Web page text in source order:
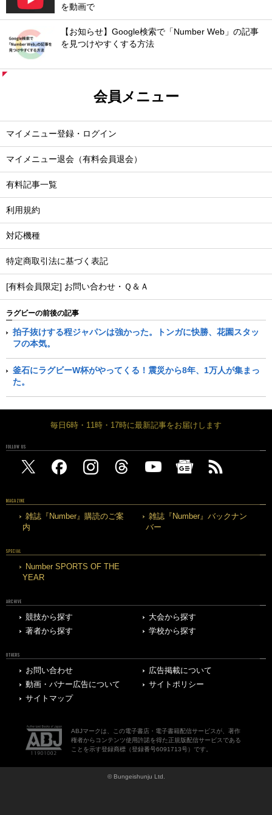
を動画で
【お知らせ】Google検索で「Number Web」の記事
を見つけやすくする方法
会員メニュー
マイメニュー登録・ログイン
マイメニュー退会（有料会員退会）
有料記事一覧
利用規約
対応機種
特定商取引法に基づく表記
[有料会員限定] お問い合わせ・Ｑ＆Ａ
ラグビーの前後の記事
拍子抜けする程ジャパンは強かった。トンガに快勝、花園スタッ
フの本気。
釜石にラグビーW杯がやってくる！震災から8年、1万人が集まっ
た。
毎日6時・11時・17時に最新記事をお届けします
FOLLOW US
MAGAZINE
雑誌『Number』購読のご案
内
雑誌『Number』バックナン
バー
SPECIAL
Number SPORTS OF THE
YEAR
ARCHIVE
競技から探す
大会から探す
著者から探す
学校から探す
OTHERS
お問い合わせ
広告掲載について
動画・バナー広告について
サイトポリシー
サイトマップ
ABJマークは、この電子書店・電子書籍配信サービスが、著作
権者からコンテンツ使用許諾を得た正規版配信サービスである
ことを示す登録商標（登録番号6091713号）です。
© Bungeishunju Ltd.